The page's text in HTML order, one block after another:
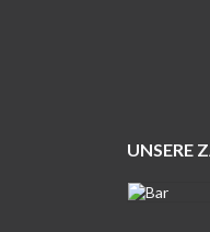
UNSERE